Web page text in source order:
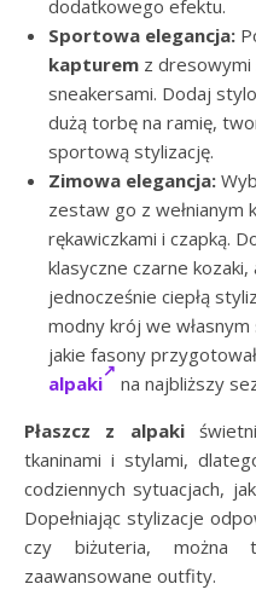
dodatkowego efektu.
Sportowa elegancja:
kapturem z dresowymi
sneakersami. Dodaj
dużą torbę na ramię,
sportową stylizację.
Zimowa elegancja:
zestaw go z wełnianym
rękawiczkami i czapką.
klasyczne czarne
jednocześnie ciepłą
modny krój we
jakie fasony
alpaki
na najbliższy
Płaszcz z alpaki
tkaninami i stylami,
codziennych sytuacjach,
Dopełniając stylizacje
czy biżuteria, można
zaawansowane outfity.